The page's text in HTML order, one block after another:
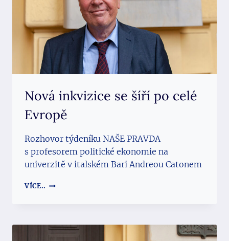
Nová inkvizice se šíří po celé
Evropě
Rozhovor týdeníku NAŠE PRAVDA
s profesorem politické ekonomie na
univerzitě v italském Bari Andreou Catonem
VÍCE.. NOVÁ
PO